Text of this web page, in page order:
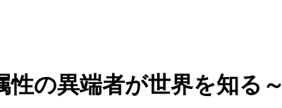
の異端者が世界を知る～